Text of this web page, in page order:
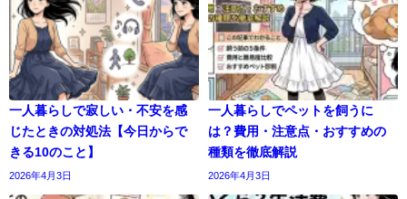
一人暮らしで寂しい・不安を感
じたときの対処法【今日からで
きる10のこと】
2026年4月3日
一人暮らしでペットを飼うに
は？費用・注意点・おすすめの
種類を徹底解説
2026年4月3日